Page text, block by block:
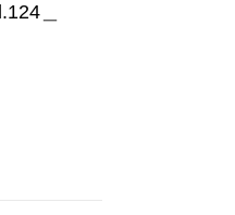
＿